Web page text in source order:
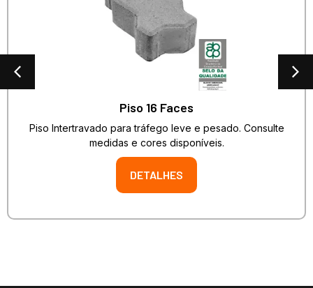
Piso 16 Faces
Piso Intertravado para tráfego leve e pesado. Consulte
medidas e cores disponíveis.
DETALHES